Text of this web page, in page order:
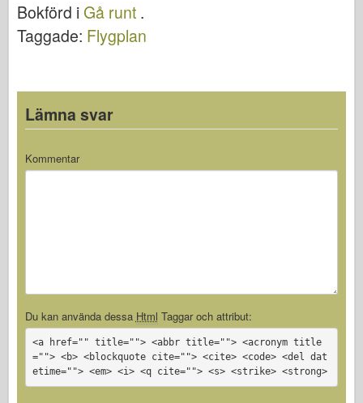
Bokförd iGå runt .
Taggade: Flygplan
Lämna svar
Kommentar
Du kan använda dessa Html Taggar och attribut:
<a href="" title=""> <abbr title=""> <acronym title
=""> <b> <blockquote cite=""> <cite> <code> <del dat
etime=""> <em> <i> <q cite=""> <s> <strike> <strong>